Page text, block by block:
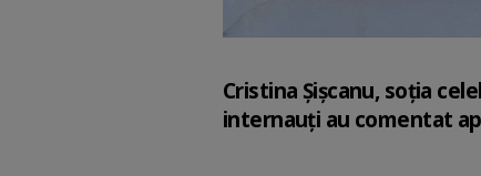
Cristina Șișcanu, soția
internauți au comentat